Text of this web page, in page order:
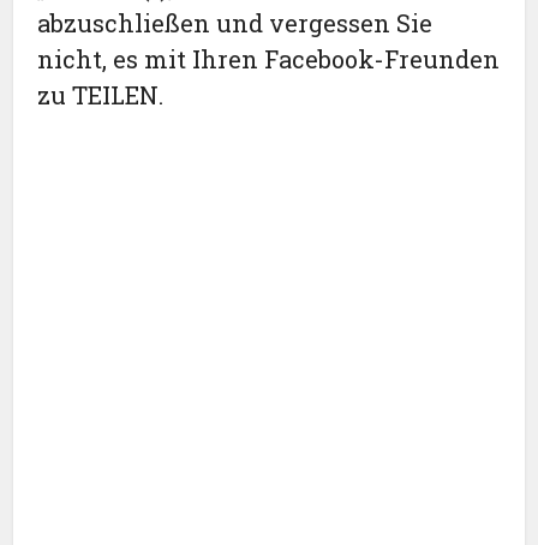
abzuschließen und vergessen Sie
nicht, es mit Ihren Facebook-Freunden
zu TEILEN.